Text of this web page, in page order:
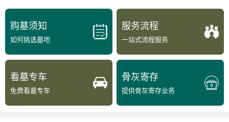
购墓须知
如何挑选墓地
服务流程
一站式流程服务
看墓专车
免费看墓专车
骨灰寄存
提供骨灰寄存业务